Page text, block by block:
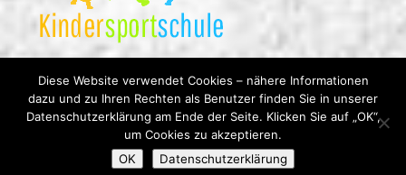
© Heidelberger Turnverein 1846 e.V. |Impressum
Datenschutzerklärung
Diese Website verwendet Cookies – nähere Informationen
dazu und zu Ihren Rechten als Benutzer finden Sie in unserer
Datenschutzerklärung am Ende der Seite. Klicken Sie auf „OK“,
um Cookies zu akzeptieren.
OK
Datenschutzerklärung